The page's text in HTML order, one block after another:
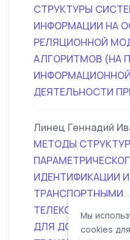
СТРУКТУРЫ
ИНФОРМАЦИИ НА
РЕЛЯЦИОННОЙ
АЛГОРИТМОВ (НА
ДЕЯТЕЛЬНОСТИ
Линец Геннадий
МЕТОДЫ
ИДЕНТИФИКАЦИИ
ТРАНСПОРТНЫМИ
ДЛЯ
Мы
cookies